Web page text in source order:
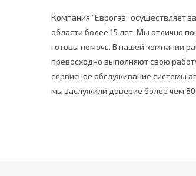
Компания “Еврогаз” осуществляет
области более 15 лет. Мы отлично
готовы помочь. В нашей компании
превосходно выполняют свою
сервисное обслуживание системы
мы заслужили доверие более чем